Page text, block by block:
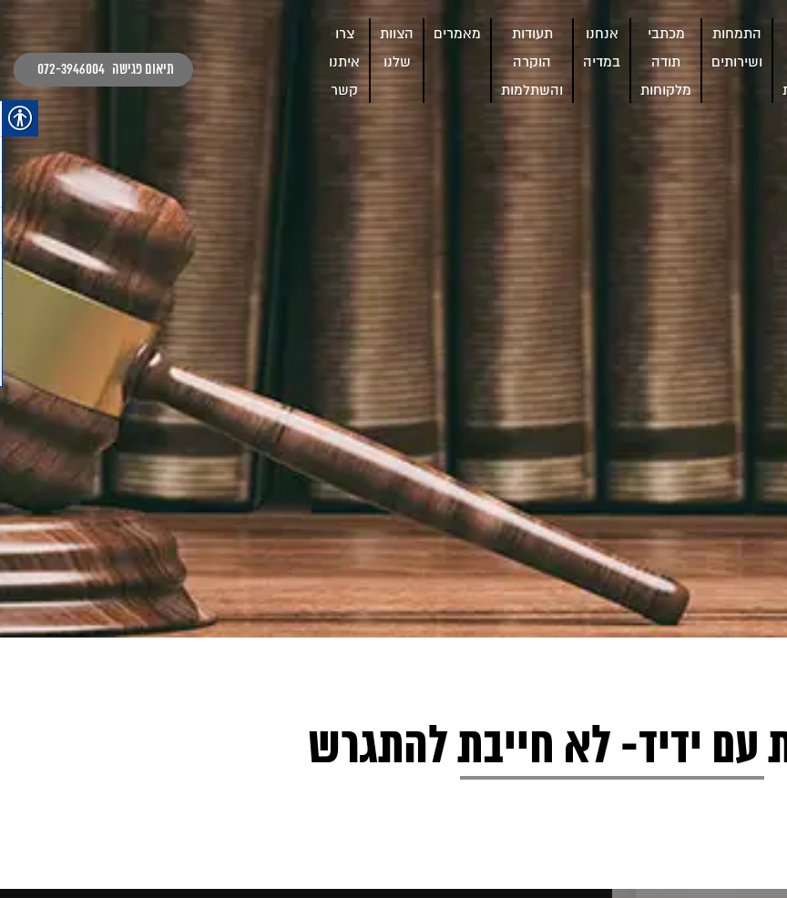
התמחות
ושירותים
מכתבי
תודה
מלקוחות
אנחנו
במדיה
תעודות
הוקרה
והשתלמות
מאמרים
הצוות
שלנו
צרו
איתנו
קשר
תיאום פגישה 072-3946004
ידיד- לא חייבת להתגרש